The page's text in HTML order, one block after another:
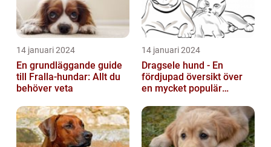
14 januari 2024
En grundläggande guide
till Fralla-hundar: Allt du
behöver veta
14 januari 2024
Dragsele hund - En
fördjupad översikt över
en mycket populär